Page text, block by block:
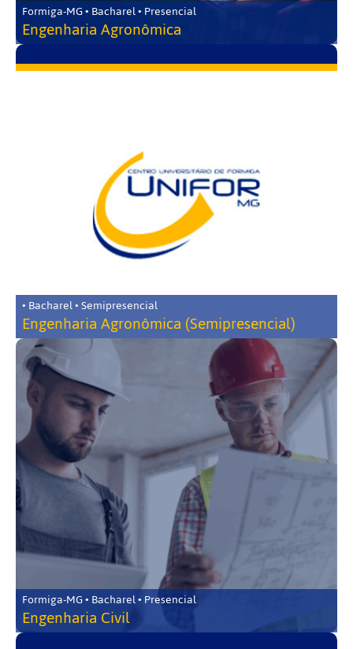
Formiga-MG • Bacharel • Presencial
Engenharia Agronômica
• Bacharel • Semipresencial
Engenharia Agronômica (Semipresencial)
Formiga-MG • Bacharel • Presencial
Engenharia Civil